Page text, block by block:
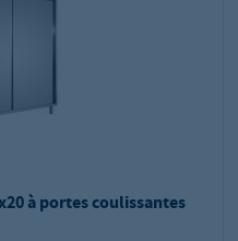
à portes coulissantes